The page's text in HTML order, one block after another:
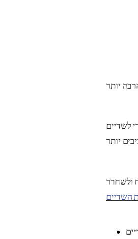
לשדיים
ולשחרר
השדיים